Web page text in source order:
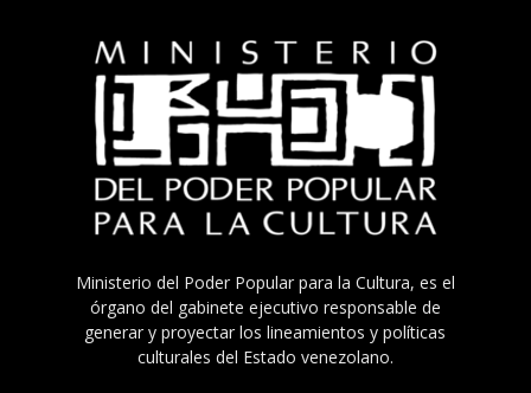
Ministerio del Poder Popular para la Cultura, es el
órgano del gabinete ejecutivo responsable de
generar y proyectar los lineamientos y políticas
culturales del Estado venezolano.